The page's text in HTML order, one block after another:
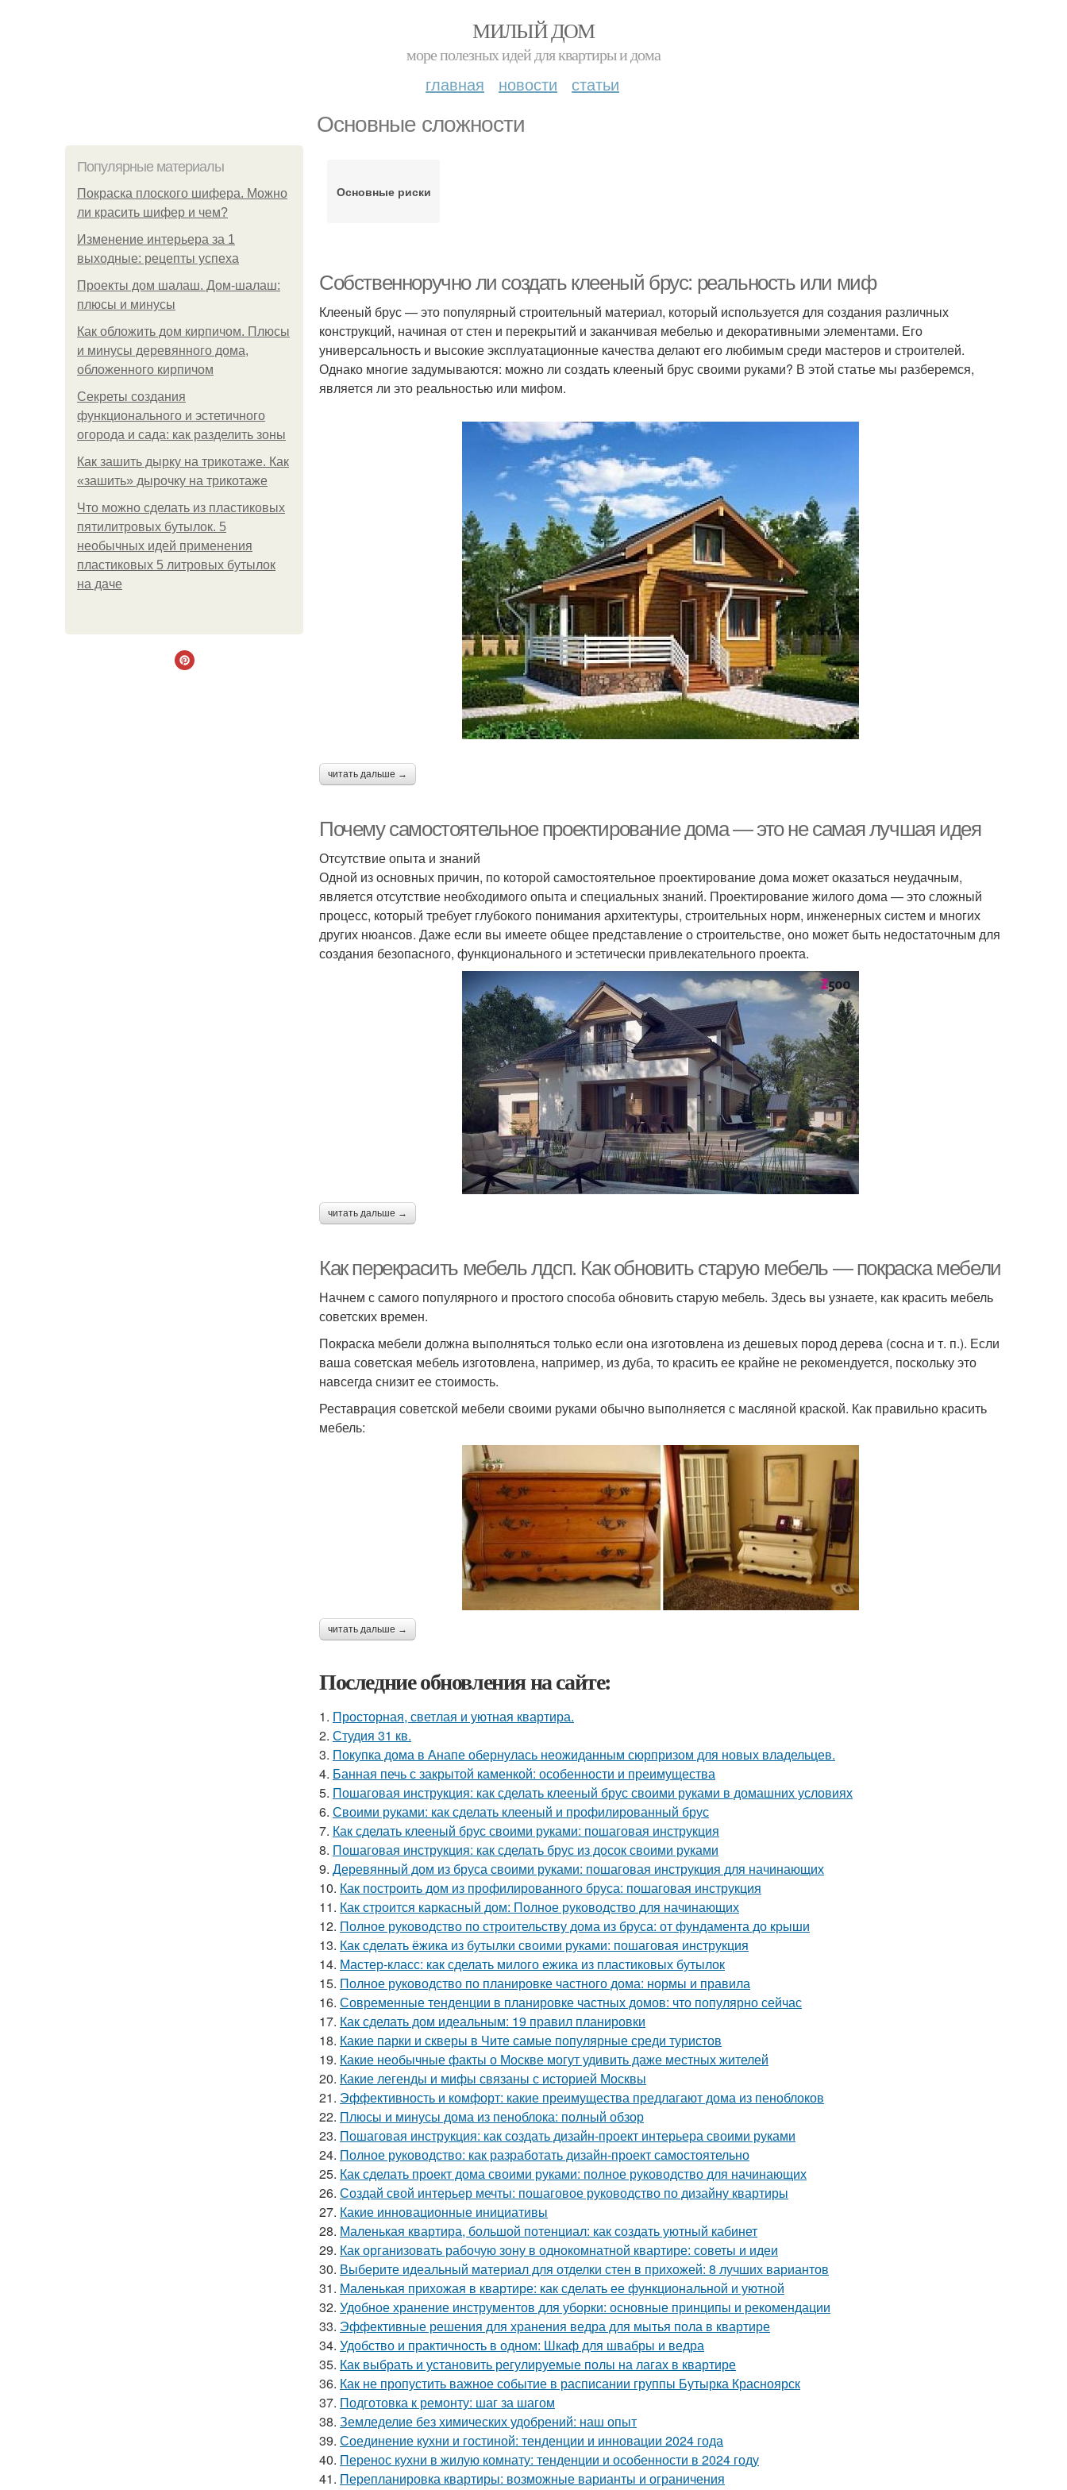
МИЛЫЙ ДОМ
море полезных идей для квартиры и дома
главная новости статьи
Основные сложности
Популярные материалы
Покраска плоского шифера. Можно
ли красить шифер и чем?
Изменение интерьера за 1
выходные: рецепты успеха
Проекты дом шалаш. Дом-шалаш:
плюсы и минусы
Как обложить дом кирпичом. Плюсы
и минусы деревянного дома,
обложенного кирпичом
Секреты создания
функционального и эстетичного
огорода и сада: как разделить зоны
Как зашить дырку на трикотаже. Как
«зашить» дырочку на трикотаже
Что можно сделать из пластиковых
пятилитровых бутылок. 5
необычных идей применения
пластиковых 5 литровых бутылок
на даче
Основные риски
Собственноручно ли создать клееный брус: реальность или миф
Клееный брус — это популярный строительный материал, который используется для создания различных
конструкций, начиная от стен и перекрытий и заканчивая мебелью и декоративными элементами. Его
универсальность и высокие эксплуатационные качества делают его любимым среди мастеров и строителей.
Однако многие задумываются: можно ли создать клееный брус своими руками? В этой статье мы разберемся,
является ли это реальностью или мифом.
читать дальше →
Почему самостоятельное проектирование дома — это не самая лучшая идея
Отсутствие опыта и знаний
Одной из основных причин, по которой самостоятельное проектирование дома может оказаться неудачным,
является отсутствие необходимого опыта и специальных знаний. Проектирование жилого дома — это сложный
процесс, который требует глубокого понимания архитектуры, строительных норм, инженерных систем и многих
других нюансов. Даже если вы имеете общее представление о строительстве, оно может быть недостаточным для
создания безопасного, функционального и эстетически привлекательного проекта.
читать дальше →
Как перекрасить мебель лдсп. Как обновить старую мебель — покраска мебели
Начнем с самого популярного и простого способа обновить старую мебель. Здесь вы узнаете, как красить мебель
советских времен.
Покраска мебели должна выполняться только если она изготовлена из дешевых пород дерева (сосна и т. п.). Если
ваша советская мебель изготовлена, например, из дуба, то красить ее крайне не рекомендуется, поскольку это
навсегда снизит ее стоимость.
Реставрация советской мебели своими руками обычно выполняется с масляной краской. Как правильно красить
мебель:
читать дальше →
Последние обновления на сайте:
1. Просторная, светлая и уютная квартира.
2. Студия 31 кв.
3. Покупка дома в Анапе обернулась неожиданным сюрпризом для новых владельцев.
4. Банная печь с закрытой каменкой: особенности и преимущества
5. Пошаговая инструкция: как сделать клееный брус своими руками в домашних условиях
6. Своими руками: как сделать клееный и профилированный брус
7. Как сделать клееный брус своими руками: пошаговая инструкция
8. Пошаговая инструкция: как сделать брус из досок своими руками
9. Деревянный дом из бруса своими руками: пошаговая инструкция для начинающих
10. Как построить дом из профилированного бруса: пошаговая инструкция
11. Как строится каркасный дом: Полное руководство для начинающих
12. Полное руководство по строительству дома из бруса: от фундамента до крыши
13. Как сделать ёжика из бутылки своими руками: пошаговая инструкция
14. Мастер-класс: как сделать милого ежика из пластиковых бутылок
15. Полное руководство по планировке частного дома: нормы и правила
16. Современные тенденции в планировке частных домов: что популярно сейчас
17. Как сделать дом идеальным: 19 правил планировки
18. Какие парки и скверы в Чите самые популярные среди туристов
19. Какие необычные факты о Москве могут удивить даже местных жителей
20. Какие легенды и мифы связаны с историей Москвы
21. Эффективность и комфорт: какие преимущества предлагают дома из пеноблоков
22. Плюсы и минусы дома из пеноблока: полный обзор
23. Пошаговая инструкция: как создать дизайн-проект интерьера своими руками
24. Полное руководство: как разработать дизайн-проект самостоятельно
25. Как сделать проект дома своими руками: полное руководство для начинающих
26. Создай свой интерьер мечты: пошаговое руководство по дизайну квартиры
27. Какие инновационные инициативы
28. Маленькая квартира, большой потенциал: как создать уютный кабинет
29. Как организовать рабочую зону в однокомнатной квартире: советы и идеи
30. Выберите идеальный материал для отделки стен в прихожей: 8 лучших вариантов
31. Маленькая прихожая в квартире: как сделать ее функциональной и уютной
32. Удобное хранение инструментов для уборки: основные принципы и рекомендации
33. Эффективные решения для хранения ведра для мытья пола в квартире
34. Удобство и практичность в одном: Шкаф для швабры и ведра
35. Как выбрать и установить регулируемые полы на лагах в квартире
36. Как не пропустить важное событие в расписании группы Бутырка Красноярск
37. Подготовка к ремонту: шаг за шагом
38. Земледелие без химических удобрений: наш опыт
39. Соединение кухни и гостиной: тенденции и инновации 2024 года
40. Перенос кухни в жилую комнату: тенденции и особенности в 2024 году
41. Перепланировка квартиры: возможные варианты и ограничения